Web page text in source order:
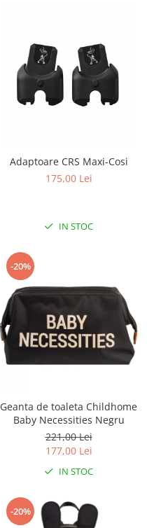
Adaptoare CRS Maxi-Cosi
175,00 Lei
IN STOC
-20%
Geanta de toaleta Childhome
Baby Necessities Negru
221,00 Lei
177,00 Lei
IN STOC
-20%